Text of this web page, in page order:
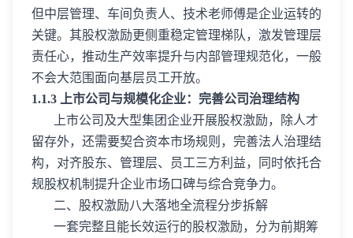
但中层管理、车间负责人、技术老师傅是企业运转的
关键。其股权激励更侧重稳定管理梯队，激发管理层
责任心，推动生产效率提升与内部管理规范化，一般
不会大范围面向基层员工开放。
1.1.3 上市公司与规模化企业：完善公司治理结构
上市公司及大型集团企业开展股权激励，除人才
留存外，还需要契合资本市场规则，完善法人治理结
构，对齐股东、管理层、员工三方利益，同时依托合
规股权机制提升企业市场口碑与综合竞争力。
二、股权激励八大落地全流程分步拆解
一套完整且能长效运行的股权激励，分为前期筹